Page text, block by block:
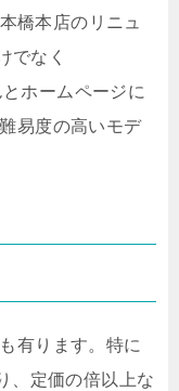
橋本店のリニュ
でなく
ホームページに
易度の高いモデ
有ります。特に
、定価の倍以上な